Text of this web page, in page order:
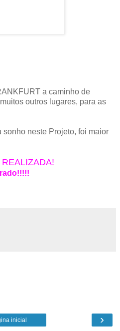
a caminho de
outros lugares, para as
sonho neste Projeto, foi maior
›
inicial